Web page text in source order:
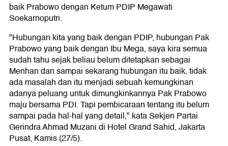
baik Prabowo dengan Ketum PDIP Megawati
Soekarnoputri.
"Hubungan kita yang baik dengan PDIP, hubungan Pak
Prabowo yang baik dengan Ibu Mega, saya kira semua
sudah tahu sejak beliau belum ditetapkan sebagai
Menhan dan sampai sekarang hubungan itu baik, tidak
ada masalah dan itu menjadi sebuah kemungkinan
adanya peluang untuk dimungkinkannya Pak Prabowo
maju bersama PDI. Tapi pembicaraan tentang itu belum
sampai pada hal-hal yang detail," kata Sekjen Partai
Gerindra Ahmad Muzani di Hotel Grand Sahid, Jakarta
Pusat, Kamis (27/5).